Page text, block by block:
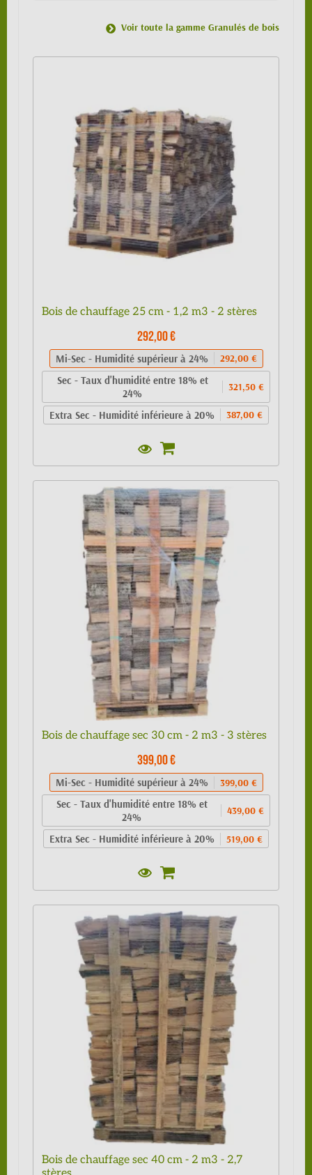
Voir toute la gamme Granulés de bois
Bois de chauffage 25 cm - 1,2 m3 - 2 stères
292,00 €
Mi-Sec - Humidité supérieur à 24% 292,00 €
Sec - Taux d'humidité entre 18% et
24%
321,50 €
Extra Sec - Humidité inférieure à 20% 387,00 €
Bois de chauffage sec 30 cm - 2 m3 - 3 stères
399,00 €
Mi-Sec - Humidité supérieur à 24% 399,00 €
Sec - Taux d'humidité entre 18% et
24%
439,00 €
Extra Sec - Humidité inférieure à 20% 519,00 €
Bois de chauffage sec 40 cm - 2 m3 - 2,7